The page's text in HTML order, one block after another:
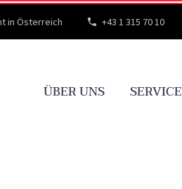
in Österreich +43 1 315 70 10
ÜBER UNS SERVICE